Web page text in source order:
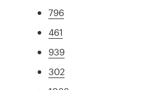
796
461
939
302